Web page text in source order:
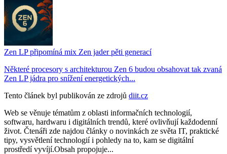
Zen LP připomíná mix Zen jader pěti generací
Některé procesory s architekturou Zen 6 budou obsahovat tak zvaná
Zen LP jádra pro snížení energetických...
Tento článek byl publikován ze zdrojů diit.cz
Web se věnuje tématům z oblasti informačních technologií,
softwaru, hardwaru i digitálních trendů, které ovlivňují každodenní
život. Čtenáři zde najdou články o novinkách ze světa IT, praktické
tipy, vysvětlení technologií i pohledy na to, kam se digitální
prostředí vyvíjí.Obsah propojuje...